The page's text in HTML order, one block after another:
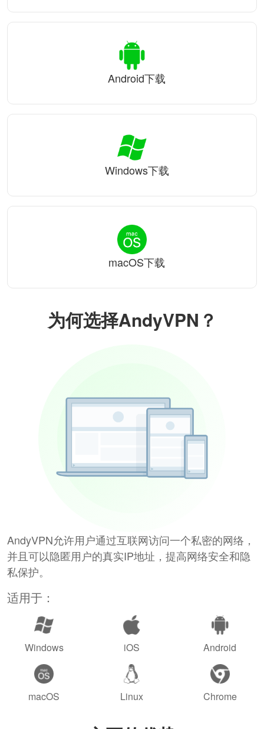
为何选择AndyVPN？
AndyVPN允许用户通过互联网访问一个私密的网络，
并且可以隐匿用户的真实IP地址，提高网络安全和隐
私保护。
适用于：
Windows iOS Android
macOS Linux Chrome
Android下载
Windows下载
macOS下载